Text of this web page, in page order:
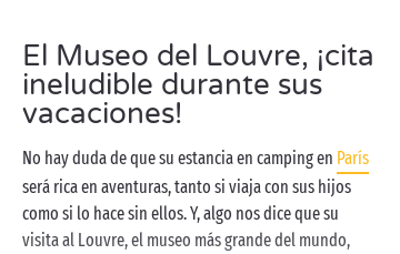
El Museo del Louvre, ¡cita
ineludible durante sus
vacaciones!
No hay duda de que su estancia en camping en París
será rica en aventuras, tanto si viaja con sus hijos
como si lo hace sin ellos. Y, algo nos dice que su
visita al Louvre, el museo más grande del mundo,